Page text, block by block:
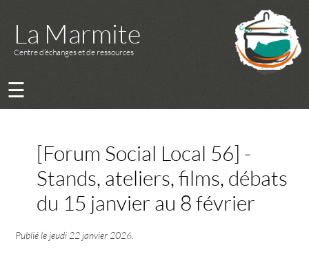
La Marmite
Centre d’échanges et de ressources
☰
[Forum Social Local 56] -
Stands, ateliers, films, débats
du 15 janvier au 8 février
Publié le jeudi 22 janvier 2026